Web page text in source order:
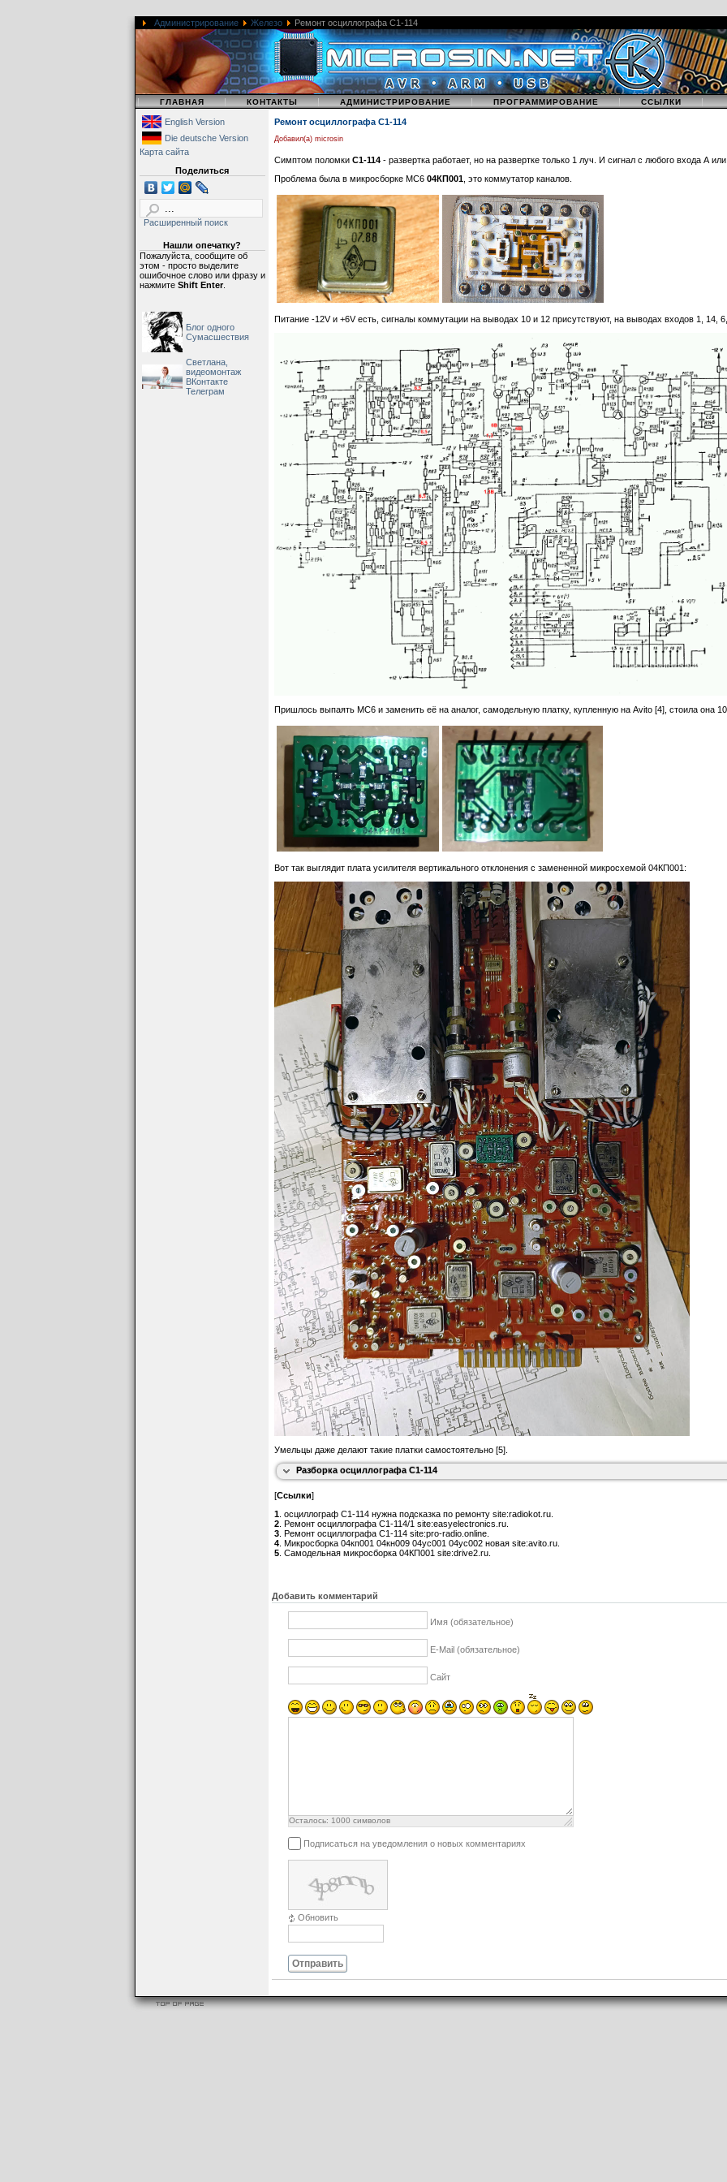
Администрирование Железо Ремонт осциллографа С1-114
| ГЛАВНАЯ | КОНТАКТЫ | АДМИНИСТРИРОВАНИЕ | ПРОГРАММИРОВАНИЕ | ССЫЛКИ |
English Version
Die deutsche Version
Карта сайта
Поделиться
Расширенный поиск
Нашли опечатку?
Пожалуйста, сообщите об
этом - просто выделите
ошибочное слово или фразу и
нажмите Shift Enter.
Блог одного
Сумасшествия
Светлана,
видеомонтаж
ВКонтакте
Телеграм
Ремонт осциллографа С1-114
Добавил(а) microsin
Симптом поломки С1-114- развертка работает, но на развертке только 1 луч. И сигнал с любого входа А
Проблема была в микросборке МС6 04КП001, это коммутатор каналов.
Питание -12V и +6V есть, сигналы коммутации на выводах 10 и 12 присутствуют, на выводах входов 1, 14,
Пришлось выпаять МС6 и заменить её на аналог, самодельную платку, купленную на Avito [4], стоила она
Вот так выглядит плата усилителя вертикального отклонения с замененной микросхемой 04КП001:
Умельцы даже делают такие платки самостоятельно [5].
Разборка осциллографа С1-114
Для соединения блока с осциллографом применяется специальный ремонтный кабель Тг4.854.389.
Для подключения сигнала калибратора к передней панели я сделал переходной коннектор, чтобы не
Крепление крышек. На крышках были скобки, которые держались на заклепках. Заклепки не выдержали,
на винтах, для чего высверлил заклепки и нарезал на скобках резьбу.
[Ссылки]
1. осциллограф С1-114 нужна подсказка по ремонту site:radiokot.ru.
2. Ремонт осциллографа С1-114/1 site:easyelectronics.ru.
3. Ремонт осциллографа С1-114 site:pro-radio.online.
4. Микросборка 04кп001 04кн009 04ус001 04ус002 новая site:avito.ru.
5. Самодельная микросборка 04КП001 site:drive2.ru.
Добавить комментарий
Имя (обязательное)
E-Mail (обязательное)
Сайт
Осталось: 1000 символов
Подписаться на уведомления о новых комментариях
Обновить
Отправить